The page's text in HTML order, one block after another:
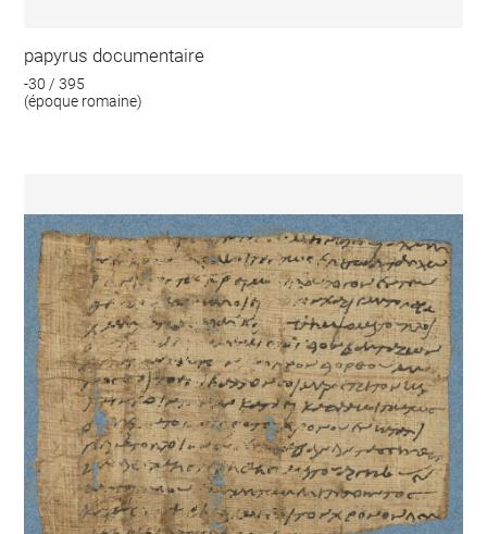
papyrus documentaire
-30 / 395
(époque romaine)